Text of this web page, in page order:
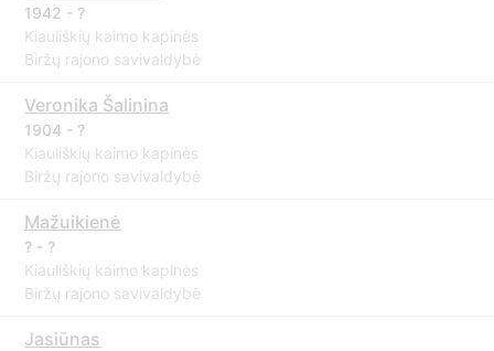
1942 - ?
Kiauliškių kaimo kapinės
Biržų rajono savivaldybė
Veronika Šalinina
1904 - ?
Kiauliškių kaimo kapinės
Biržų rajono savivaldybė
Mažuikienė
? - ?
Kiauliškių kaimo kapinės
Biržų rajono savivaldybė
Jasiūnas